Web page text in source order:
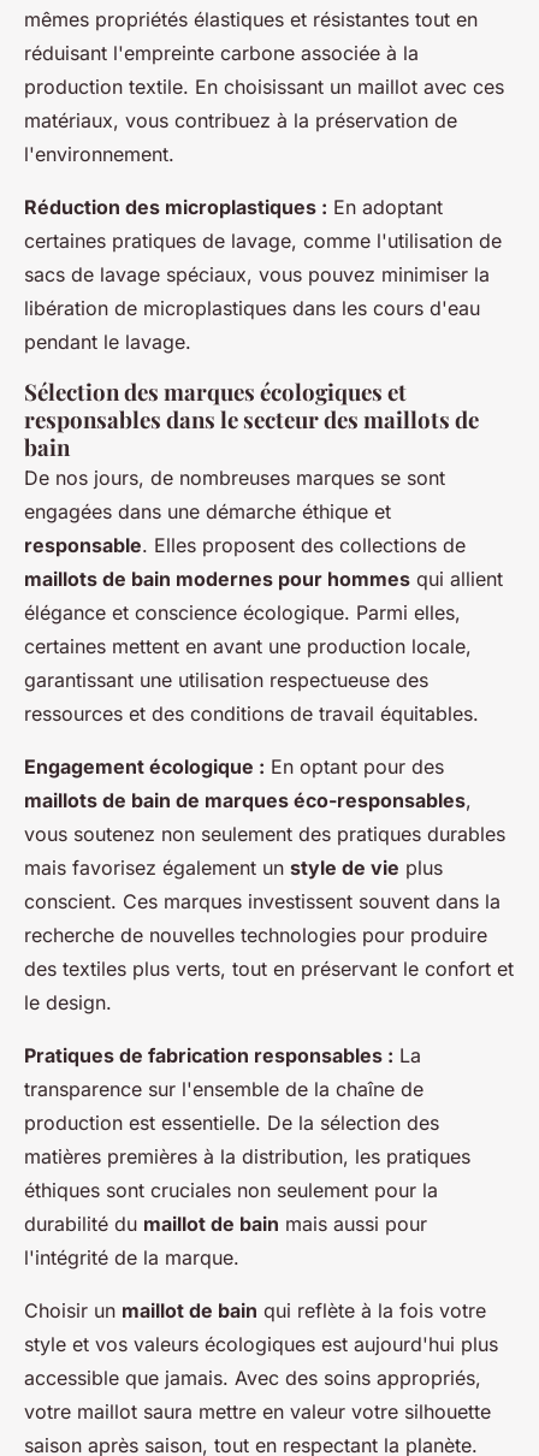
mêmes propriétés élastiques et résistantes tout en
réduisant l'empreinte carbone associée à la
production textile. En choisissant un maillot avec ces
matériaux, vous contribuez à la préservation de
l'environnement.
Réduction des microplastiques : En adoptant
certaines pratiques de lavage, comme l'utilisation de
sacs de lavage spéciaux, vous pouvez minimiser la
libération de microplastiques dans les cours d'eau
pendant le lavage.
Sélection des marques écologiques et
responsables dans le secteur des maillots de
bain
De nos jours, de nombreuses marques se sont
engagées dans une démarche éthique et
responsable. Elles proposent des collections de
maillots de bain modernes pour hommes qui allient
élégance et conscience écologique. Parmi elles,
certaines mettent en avant une production locale,
garantissant une utilisation respectueuse des
ressources et des conditions de travail équitables.
Engagement écologique : En optant pour des
maillots de bain de marques éco-responsables,
vous soutenez non seulement des pratiques durables
mais favorisez également un style de vie plus
conscient. Ces marques investissent souvent dans la
recherche de nouvelles technologies pour produire
des textiles plus verts, tout en préservant le confort et
le design.
Pratiques de fabrication responsables : La
transparence sur l'ensemble de la chaîne de
production est essentielle. De la sélection des
matières premières à la distribution, les pratiques
éthiques sont cruciales non seulement pour la
durabilité du maillot de bain mais aussi pour
l'intégrité de la marque.
Choisir un maillot de bain qui reflète à la fois votre
style et vos valeurs écologiques est aujourd'hui plus
accessible que jamais. Avec des soins appropriés,
votre maillot saura mettre en valeur votre silhouette
saison après saison, tout en respectant la planète.